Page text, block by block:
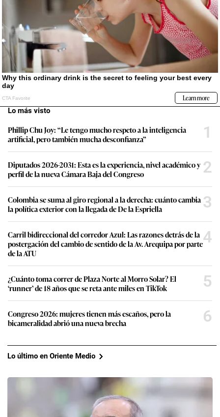
Lo más visto
Phillip Chu Joy: “Le tengo mucho respeto a la inteligencia
artificial, pero también mucha desconfianza”
1
Diputados 2026-2031: Esta es la experiencia, nivel académico y
perfil de la nueva Cámara Baja del Congreso
2
Colombia se suma al giro regional a la derecha: cuánto cambia
la política exterior con la llegada de De la Espriella
3
Carril bidireccional del corredor Azul: Las razones detrás de la
postergación del cambio de sentido de la Av. Arequipa por parte
de la ATU
4
¿Cuánto toma correr de Plaza Norte al Morro Solar? El
‘runner’ de 18 años que se reta ante miles en TikTok
5
Congreso 2026: mujeres tienen más escaños, pero la
bicameralidad abrió una nueva brecha
6
Lo último en Oriente Medio